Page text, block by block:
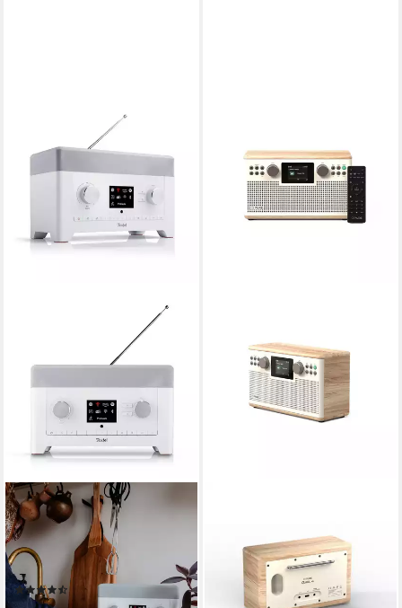
TEUFEL
RADIO 3SIXTY Internet-
Radio
30 W
Leistung
(51)
Akku (fest eingebaut) Stromversorgung
2.62 kg Gewicht
169,99 €
15,53 €mtl. in 12 Raten